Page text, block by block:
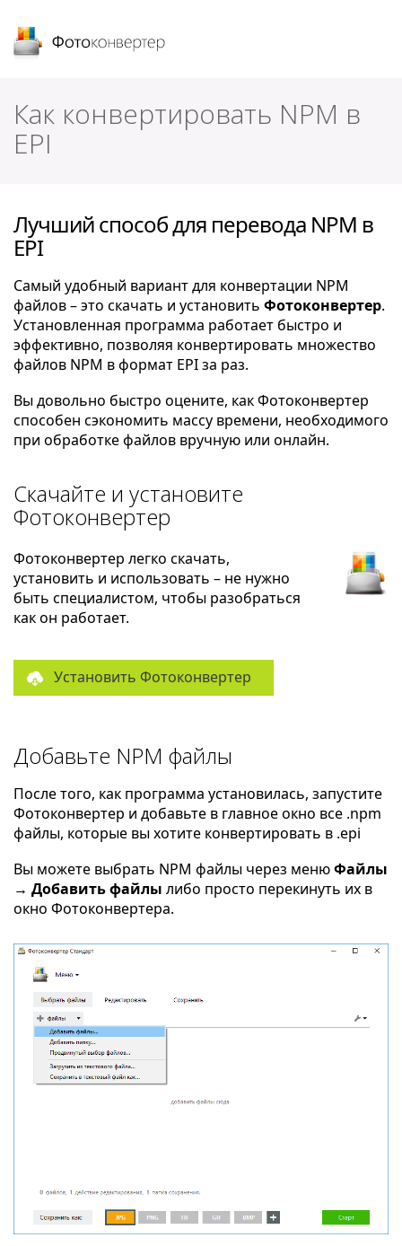
Как конвертировать NPM в
EPI
Лучший способ для перевода NPM в
EPI
Самый удобный вариант для конвертации NPM
файлов – это скачать и установить Фотоконвертер.
Установленная программа работает быстро и
эффективно, позволяя конвертировать множество
файлов NPM в формат EPI за раз.
Вы довольно быстро оцените, как Фотоконвертер
способен сэкономить массу времени, необходимого
при обработке файлов вручную или онлайн.
Скачайте и установите
Фотоконвертер
Фотоконвертер легко скачать,
установить и использовать – не нужно
быть специалистом, чтобы разобраться
как он работает.
Установить Фотоконвертер
Добавьте NPM файлы
После того, как программа установилась, запустите
Фотоконвертер и добавьте в главное окно все .npm
файлы, которые вы хотите конвертировать в .epi
Вы можете выбрать NPM файлы через менюФайлы
→ Добавить файлы либо просто перекинуть их в
окно Фотоконвертера.